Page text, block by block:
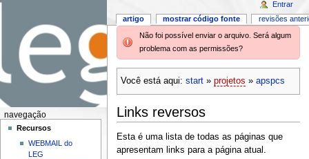
Não foi possível enviar o arquivo. Será algum
problema com as permissões?
Você está aqui: start» projetos » apspcs
Links reversos
Esta é uma lista de todas as páginas que
apresentam links para a página atual.
artigo mostrar código fonte revisões
Entrar
navegação
Recursos
WEBMAIL do
LEG